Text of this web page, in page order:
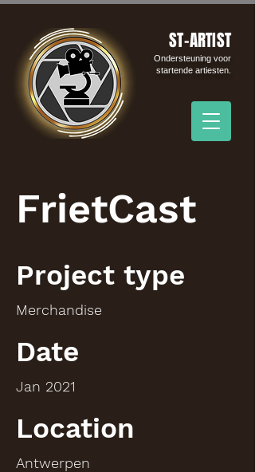
ST-ARTIST
Ondersteuning voor
startende artiesten.
FrietCast
Project type
Merchandise
Date
Jan 2021
Location
Antwerpen